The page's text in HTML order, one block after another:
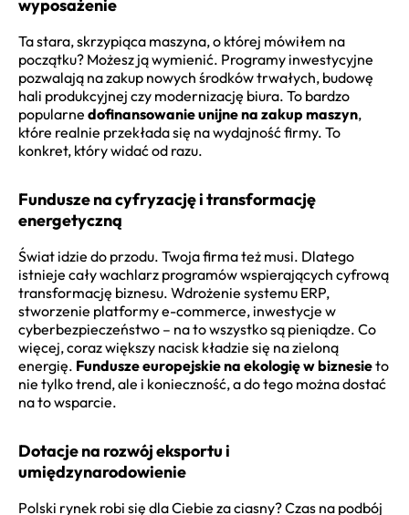
wyposażenie
Ta stara, skrzypiąca maszyna, o której mówiłem na
początku? Możesz ją wymienić. Programy inwestycyjne
pozwalają na zakup nowych środków trwałych, budowę
hali produkcyjnej czy modernizację biura. To bardzo
popularne dofinansowanie unijne na zakup maszyn,
które realnie przekłada się na wydajność firmy. To
konkret, który widać od razu.
Fundusze na cyfryzację i transformację
energetyczną
Świat idzie do przodu. Twoja firma też musi. Dlatego
istnieje cały wachlarz programów wspierających cyfrową
transformację biznesu. Wdrożenie systemu ERP,
stworzenie platformy e-commerce, inwestycje w
cyberbezpieczeństwo – na to wszystko są pieniądze. Co
więcej, coraz większy nacisk kładzie się na zieloną
energię. Fundusze europejskie na ekologię w biznesieto
nie tylko trend, ale i konieczność, a do tego można dostać
na to wsparcie.
Dotacje na rozwój eksportu i
umiędzynarodowienie
Polski rynek robi się dla Ciebie za ciasny? Czas na podbój